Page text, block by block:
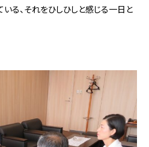
る、それをひしひしと感じる一日と